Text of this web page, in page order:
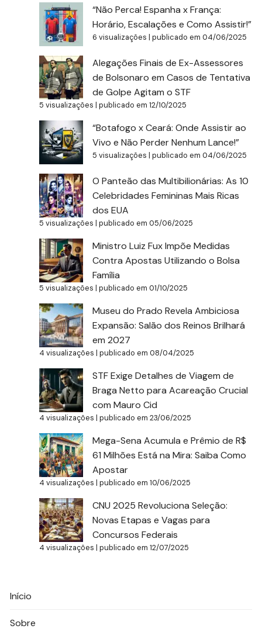
“Não Perca! Espanha x França:
Horário, Escalações e Como Assistir!”
6 visualizações |publicado em 04/06/2025
Alegações Finais de Ex-Assessores
de Bolsonaro em Casos de Tentativa
de Golpe Agitam o STF
5 visualizações |publicado em 12/10/2025
“Botafogo x Ceará: Onde Assistir ao
Vivo e Não Perder Nenhum Lance!”
5 visualizações |publicado em 04/06/2025
O Panteão das Multibilionárias: As 10
Celebridades Femininas Mais Ricas
dos EUA
5 visualizações |publicado em 05/06/2025
Ministro Luiz Fux Impõe Medidas
Contra Apostas Utilizando o Bolsa
Família
5 visualizações |publicado em 01/10/2025
Museu do Prado Revela Ambiciosa
Expansão: Salão dos Reinos Brilhará
em 2027
4 visualizações |publicado em 08/04/2025
STF Exige Detalhes de Viagem de
Braga Netto para Acareação Crucial
com Mauro Cid
4 visualizações |publicado em 23/06/2025
Mega-Sena Acumula e Prêmio de R$
61 Milhões Está na Mira: Saiba Como
Apostar
4 visualizações |publicado em 10/06/2025
CNU 2025 Revoluciona Seleção:
Novas Etapas e Vagas para
Concursos Federais
4 visualizações |publicado em 12/07/2025
Início
Sobre